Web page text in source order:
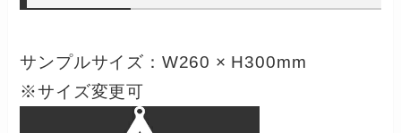
サンプルサイズ：W260 × H300mm
※サイズ変更可